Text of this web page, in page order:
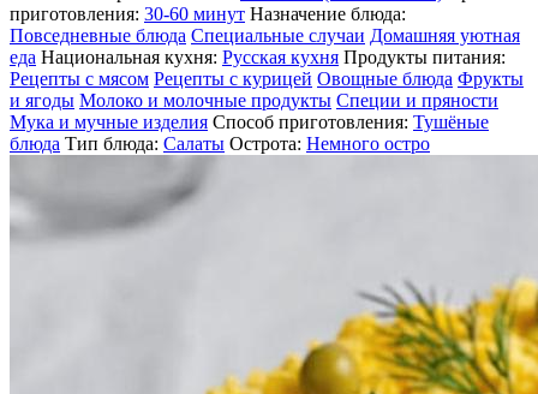
приготовления: 30-60 минут Назначение блюда:
Повседневные блюда Специальные случаи Домашняя уютная
еда Национальная кухня: Русская кухня Продукты питания:
Рецепты с мясом Рецепты с курицей Овощные блюда Фрукты
и ягоды Молоко и молочные продукты Специи и пряности
Мука и мучные изделия Способ приготовления: Тушёные
блюда Тип блюда: Салаты Острота: Немного остро